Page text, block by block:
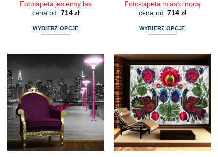
Fototapeta jesienny las
cena od: 714 zł
WYBIERZ OPCJE
wariantów.
Opcje
można
wybrać
na
stronie
produktu
Foto-tapeta miasto nocą
cena od: 714 zł
WYBIERZ OPCJE
ma
wiele
wariantów.
Opcje
można
wybrać
na
stronie
produktu